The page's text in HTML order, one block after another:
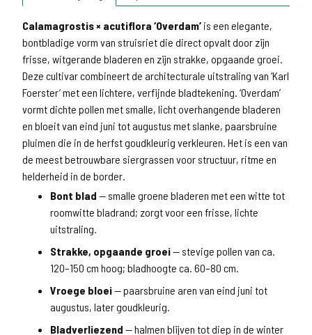
Calamagrostis × acutiflora ‘Overdam’ is een elegante,
bontbladige vorm van struisriet die direct opvalt door zijn
frisse, witgerande bladeren en zijn strakke, opgaande groei.
Deze cultivar combineert de architecturale uitstraling van ‘Karl
Foerster’ met een lichtere, verfijnde bladtekening. ‘Overdam’
vormt dichte pollen met smalle, licht overhangende bladeren
en bloeit van eind juni tot augustus met slanke, paarsbruine
pluimen die in de herfst goudkleurig verkleuren. Het is een van
de meest betrouwbare siergrassen voor structuur, ritme en
helderheid in de border.
Bont blad — smalle groene bladeren met een witte tot
roomwitte bladrand; zorgt voor een frisse, lichte
uitstraling.
Strakke, opgaande groei— stevige pollen van ca.
120–150 cm hoog; bladhoogte ca. 60–80 cm.
Vroege bloei— paarsbruine aren van eind juni tot
augustus, later goudkleurig.
Bladverliezend — halmen blijven tot diep in de winter